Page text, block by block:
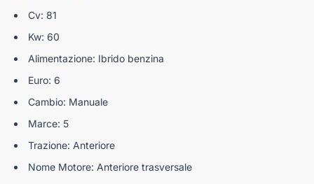
Cv: 81
Kw: 60
Alimentazione: Ibrido benzina
Euro: 6
Cambio: Manuale
Marce: 5
Trazione: Anteriore
Nome Motore: Anteriore trasversale